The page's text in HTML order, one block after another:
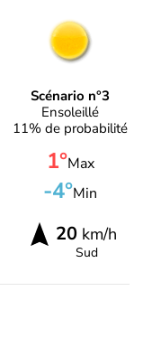
Scénario n°3
Ensoleillé
11% de probabilité
1°Max
-4°Min
20 km/h
Sud